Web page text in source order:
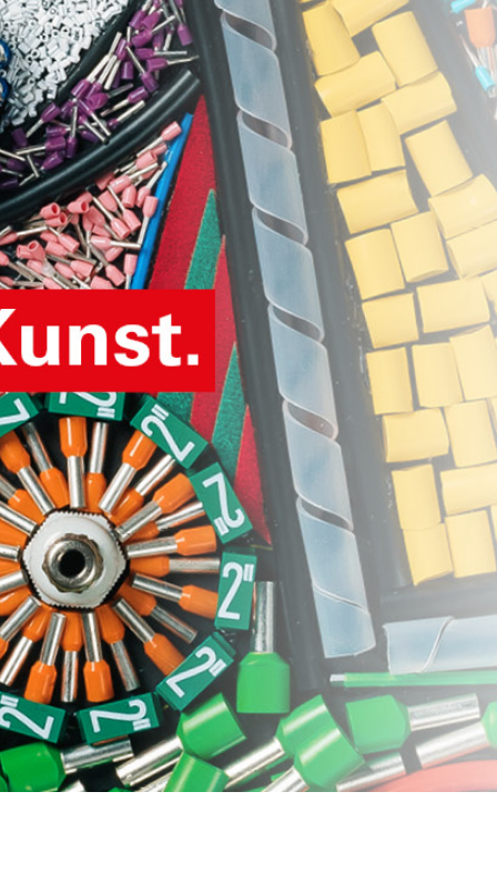
Qualitätsstandards entspricht. Sie ist
eine exzellente Wahl für industrielle
Anlagen und Büroumgebungen.
eine